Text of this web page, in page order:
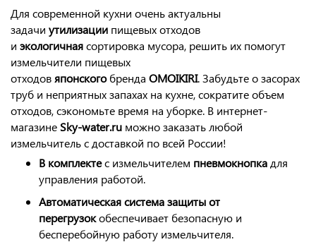
Для современной кухни очень актуальны
задачи утилизации пищевых отходов
и экологичнаясортировка мусора, решить их помогут
измельчители пищевых
отходов японского бренда OMOIKIRI. Забудьте о засорах
труб и неприятных запахах на кухне, сократите объем
отходов, сэкономьте время на уборке. В интернет-
магазине Sky-water.ru можно заказать любой
измельчитель с доставкой по всей России!
В комплектес измельчителем пневмокнопка для
управления работой.
Автоматическая система защиты от
перегрузокобеспечивает безопасную и
бесперебойную работу измельчителя.